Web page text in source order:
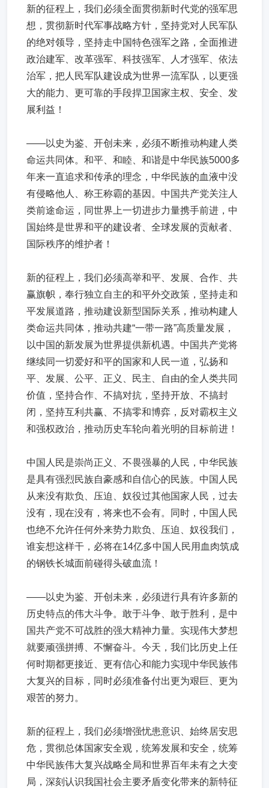
新的征程上，我们必须全面贯彻新时代党的强军思
想，贯彻新时代军事战略方针，坚持党对人民军队
的绝对领导，坚持走中国特色强军之路，全面推进
政治建军、改革强军、科技强军、人才强军、依法
治军，把人民军队建设成为世界一流军队，以更强
大的能力、更可靠的手段捍卫国家主权、安全、发
展利益！
——以史为鉴、开创未来，必须不断推动构建人类
命运共同体。和平、和睦、和谐是中华民族5000多
年来一直追求和传承的理念，中华民族的血液中没
有侵略他人、称王称霸的基因。中国共产党关注人
类前途命运，同世界上一切进步力量携手前进，中
国始终是世界和平的建设者、全球发展的贡献者、
国际秩序的维护者！
新的征程上，我们必须高举和平、发展、合作、共
赢旗帜，奉行独立自主的和平外交政策，坚持走和
平发展道路，推动建设新型国际关系，推动构建人
类命运共同体，推动共建“一带一路”高质量发展，
以中国的新发展为世界提供新机遇。中国共产党将
继续同一切爱好和平的国家和人民一道，弘扬和
平、发展、公平、正义、民主、自由的全人类共同
价值，坚持合作、不搞对抗，坚持开放、不搞封
闭，坚持互利共赢、不搞零和博弈，反对霸权主义
和强权政治，推动历史车轮向着光明的目标前进！
中国人民是崇尚正义、不畏强暴的人民，中华民族
是具有强烈民族自豪感和自信心的民族。中国人民
从来没有欺负、压迫、奴役过其他国家人民，过去
没有，现在没有，将来也不会有。同时，中国人民
也绝不允许任何外来势力欺负、压迫、奴役我们，
谁妄想这样干，必将在14亿多中国人民用血肉筑成
的钢铁长城面前碰得头破血流！
——以史为鉴、开创未来，必须进行具有许多新的
历史特点的伟大斗争。敢于斗争、敢于胜利，是中
国共产党不可战胜的强大精神力量。实现伟大梦想
就要顽强拼搏、不懈奋斗。今天，我们比历史上任
何时期都更接近、更有信心和能力实现中华民族伟
大复兴的目标，同时必须准备付出更为艰巨、更为
艰苦的努力。
新的征程上，我们必须增强忧患意识、始终居安思
危，贯彻总体国家安全观，统筹发展和安全，统筹
中华民族伟大复兴战略全局和世界百年未有之大变
局，深刻认识我国社会主要矛盾变化带来的新特征